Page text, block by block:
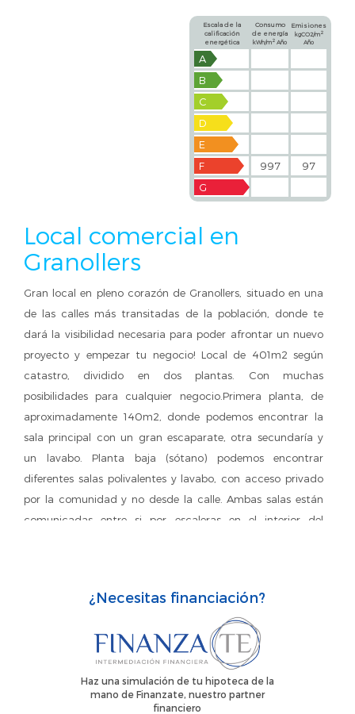
Escala de la
calificación
energética
Consumo
de energía
kWh/m2 Año
Emisiones
kgCO2/m 2
Año
A
B
C
D
E
F
997
97
G
Local comercial en
Granollers
Gran local en pleno corazón de Granollers, situado en una
de las calles más transitadas de la población, donde te
dará la visibilidad necesaria para poder afrontar un nuevo
proyecto y empezar tu negocio! Local de 401m2 según
catastro, dividido en dos plantas. Con muchas
posibilidades para cualquier negocio.Primera planta, de
aproximadamente 140m2, donde podemos encontrar la
sala principal con un gran escaparate, otra secundaría y
un lavabo. Planta baja (sótano) podemos encontrar
diferentes salas polivalentes y lavabo, con acceso privado
por la comunidad y no desde la calle. Ambas salas están
comunicadas entre si por escaleras en el interior del
¿Necesitas financiación?
Haz una simulación de tu hipoteca de la
mano de Finanzate, nuestro partner
financiero